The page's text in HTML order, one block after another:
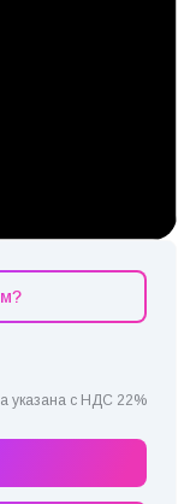
указана с НДС 22%